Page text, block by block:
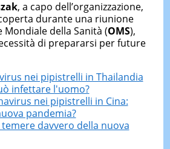
, a capo dell’organizzazione,
durante una riunione
Mondiale della Sanità (OMS),
di prepararsi per future
nei pipistrelli in Thailandia
infettare l'uomo?
nei pipistrelli in Cina:
pandemia?
davvero della nuova